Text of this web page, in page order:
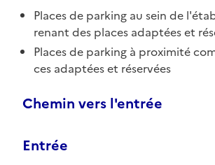
Places de parking au sein de
renant des places adaptées et
Places de parking à proximité
ces adaptées et réservées
Chemin vers l'entrée
Entrée